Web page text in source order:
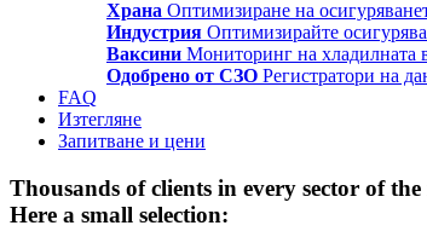
Храна Оптимизиране на
Индустрия Оптимизирайте
Ваксини Мониторинг на хладилната
Одобрено от СЗО Регистратори на
FAQ
Изтегляне
Запитване и цени
Thousands of clients in every sector of
Here a small selection: